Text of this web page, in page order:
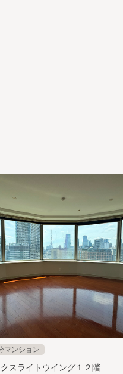
スライトウイング１２階
マンション